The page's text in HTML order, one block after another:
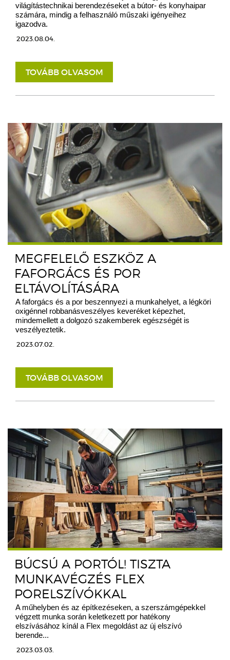
világítástechnikai berendezéseket a bútor- és konyhaipar
számára, mindig a felhasználó műszaki igényeihez
igazodva.
2023.08.04.
TOVÁBB OLVASOM
MEGFELELŐ ESZKÖZ A
FAFORGÁCS ÉS POR
ELTÁVOLÍTÁSÁRA
A faforgács és a por beszennyezi a munkahelyet, a légköri
oxigénnel robbanásveszélyes keveréket képezhet,
mindemellett a dolgozó szakemberek egészségét is
veszélyeztetik.
2023.07.02.
TOVÁBB OLVASOM
BÚCSÚ A PORTÓL! TISZTA
MUNKAVÉGZÉS FLEX
PORELSZÍVÓKKAL
A műhelyben és az építkezéseken, a szerszámgépekkel
végzett munka során keletkezett por hatékony
elszívásához kínál a Flex megoldást az új elszívó
berende...
2023.03.03.